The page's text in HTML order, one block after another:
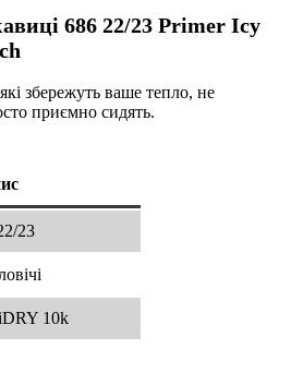
686 22/23 Primer Icy
збережуть ваше тепло, не
приємно сидять.
23
10k